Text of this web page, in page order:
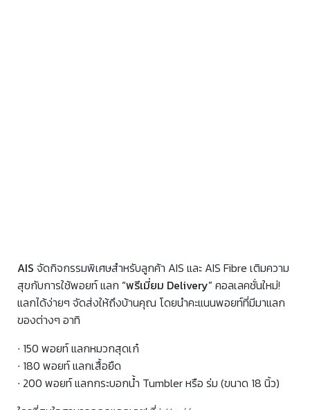
AIS จัดกิจกรรมพิเศษสำหรับลูกค้า AIS และ AIS Fibre เติมความ
สุขกับการใช้พอยท์ แลก “พรีเมี่ยม Delivery”คอลเลคชั่นใหม่!
แลกได้ง่ายๆ จัดส่งให้ถึงบ้านคุณ โดยนำคะแนนพอยท์ที่มีมาแลก
ของต่างๆ อาทิ
∙ 150 พอยท์ แลกหมวกสุดเก๋
∙ 180 พอยท์ แลกเสื้อยืด
∙ 200 พอยท์ แลกกระบอกน้ำ Tumbler หรือ ร่ม (ขนาด 18 นิ้ว)